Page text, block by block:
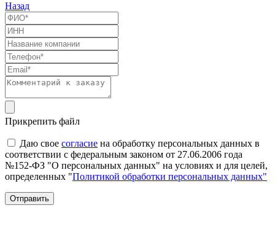
Назад
Прикрепить файл
Даю свое согласие на обработку персональных данных в
соответствии с федеральным законом от 27.06.2006 года
№152-ФЗ "О персональных данных" на условиях и для целей,
определенных "Политикой обработки персональных данных"
Отправить